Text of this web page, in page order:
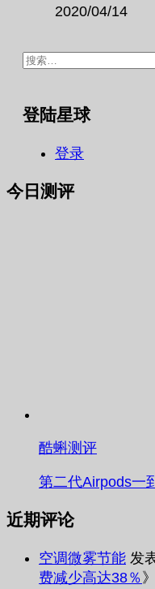
2020/04/14
搜
登陆星球
登录
今日测评
酷蝌测评
第二代Airpods一
近期评论
空调微雾节能 发
费减少高达38％ 》